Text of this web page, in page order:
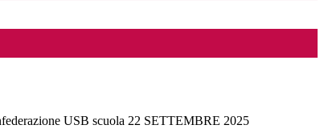
USB scuola 22 SETTEMBRE 2025